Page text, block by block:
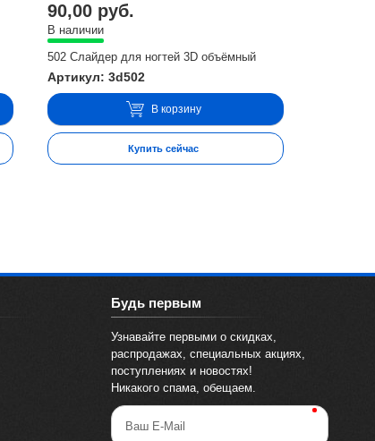
90,00 руб.
В наличии
502 Слайдер для ногтей 3D объёмный
Артикул: 3d502
В корзину
Купить сейчас
Будь первым
Узнавайте первыми о скидках,
распродажах, специальных акциях,
поступлениях и новостях!
Никакого спама, обещаем.
Ваш E-Mail